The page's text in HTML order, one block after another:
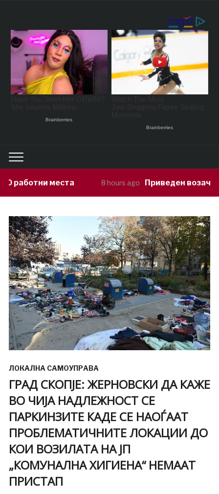
8 hours ago Приведен возач кој ја
ЛОКАЛНА САМОУПРАВА
ГРАД СКОПЈЕ: ЖЕРНОВСКИ ДА КАЖЕ
ВО ЧИЈА НАДЛЕЖНОСТ СЕ
ПАРКИНЗИТЕ КАДЕ СЕ НАОЃААТ
ПРОБЛЕМАТИЧНИТЕ ЛОКАЦИИ ДО
КОИ ВОЗИЛАТА НА ЈП
„КОМУНАЛНА ХИГИЕНА“ НЕМААТ
ПРИСТАП